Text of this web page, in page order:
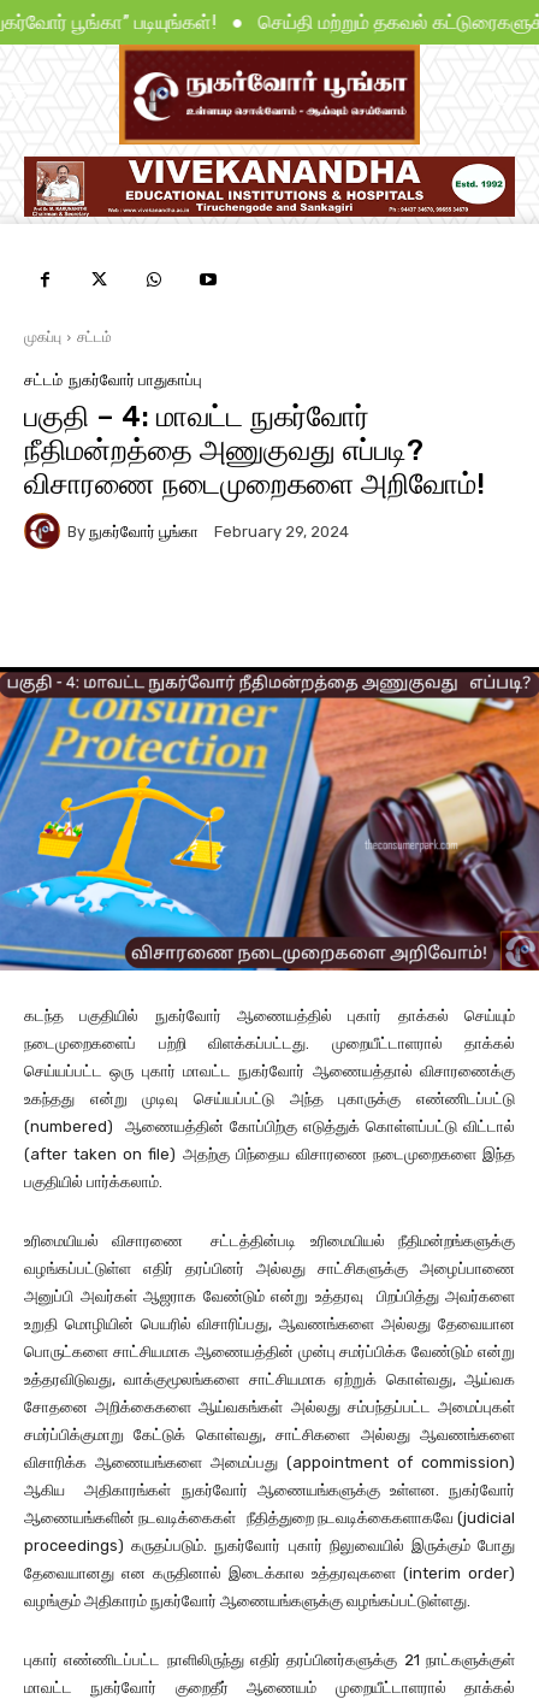
பூங்கா” படியுங்கள்! ● செய்தி மற்றும் தகவல்
முகப்பு சட்டம்
சட்டம் நுகர்வோர் பாதுகாப்பு
பகுதி – 4: மாவட்ட நுகர்வோர்
நீதிமன்றத்தை அணுகுவது எப்படி?
விசாரணை நடைமுறைகளை அறிவோம்!
By நுகர்வோர் பூங்கா February 29, 2024
கடந்த பகுதியில் நுகர்வோர் ஆணையத்தில் புகார் தாக்கல் செய்யும்
நடைமுறைகளைப் பற்றி விளக்கப்பட்டது. முறையீட்டாளரால் தாக்கல்
செய்யப்பட்ட ஒரு புகார் மாவட்ட நுகர்வோர் ஆணையத்தால் விசாரணைக்கு
உகந்தது என்று முடிவு செய்யப்பட்டு அந்த புகாருக்கு எண்ணிடப்பட்டு
(numbered) ஆணையத்தின் கோப்பிற்கு எடுத்துக் கொள்ளப்பட்டு விட்டால்
(after taken on file) அதற்கு பிந்தைய விசாரணை நடைமுறைகளை இந்த
பகுதியில் பார்க்கலாம்.
உரிமையியல் விசாரணை சட்டத்தின்படி உரிமையியல் நீதிமன்றங்களுக்கு
வழங்கப்பட்டுள்ள எதிர் தரப்பினர் அல்லது சாட்சிகளுக்கு அழைப்பாணை
அனுப்பி அவர்கள் ஆஜராக வேண்டும் என்று உத்தரவு பிறப்பித்து அவர்களை
உறுதி மொழியின் பெயரில் விசாரிப்பது, ஆவணங்களை அல்லது தேவையான
பொருட்களை சாட்சியமாக ஆணையத்தின் முன்பு சமர்ப்பிக்க வேண்டும் என்று
உத்தரவிடுவது, வாக்குமூலங்களை சாட்சியமாக ஏற்றுக் கொள்வது, ஆய்வக
சோதனை அறிக்கைகளை ஆய்வகங்கள் அல்லது சம்பந்தப்பட்ட அமைப்புகள்
சமர்ப்பிக்குமாறு கேட்டுக் கொள்வது, சாட்சிகளை அல்லது ஆவணங்களை
விசாரிக்க ஆணையங்களை அமைப்பது (appointment of commission)
ஆகிய அதிகாரங்கள் நுகர்வோர் ஆணையங்களுக்கு உள்ளன. நுகர்வோர்
ஆணையங்களின் நடவடிக்கைகள் நீதித்துறை நடவடிக்கைகளாகவே (judicial
proceedings) கருதப்படும். நுகர்வோர் புகார் நிலுவையில் இருக்கும் போது
தேவையானது என கருதினால் இடைக்கால உத்தரவுகளை (interim order)
வழங்கும் அதிகாரம் நுகர்வோர் ஆணையங்களுக்கு வழங்கப்பட்டுள்ளது.
புகார் எண்ணிடப்பட்ட நாளிலிருந்து எதிர் தரப்பினர்களுக்கு 21 நாட்களுக்குள்
மாவட்ட நுகர்வோர் குறைதீர் ஆணையம் முறையீட்டாளரால் தாக்கல்